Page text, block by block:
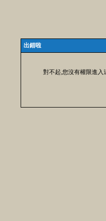
出錯啦
對不起,您沒有權限進入